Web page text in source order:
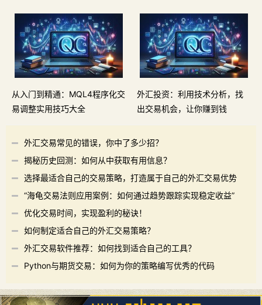
从入门到精通：MQL4程序化交
易调整实用技巧大全
外汇投资：利用技术分析，找
出交易机会，让你赚到钱
外汇交易常见的错误，你中了多少招？
揭秘历史回测：如何从中获取有用信息？
选择最适合自己的交易策略，打造属于自己的外汇交易优势
“海龟交易法则应用案例：如何通过趋势跟踪实现稳定收益”
优化交易时间，实现盈利的秘诀！
如何制定适合自己的外汇交易策略？
外汇交易软件推荐：如何找到适合自己的工具？
Python与期货交易：如何为你的策略编写优秀的代码